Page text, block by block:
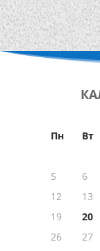
Пн Вт
5
6
12
13
19
20
26
27